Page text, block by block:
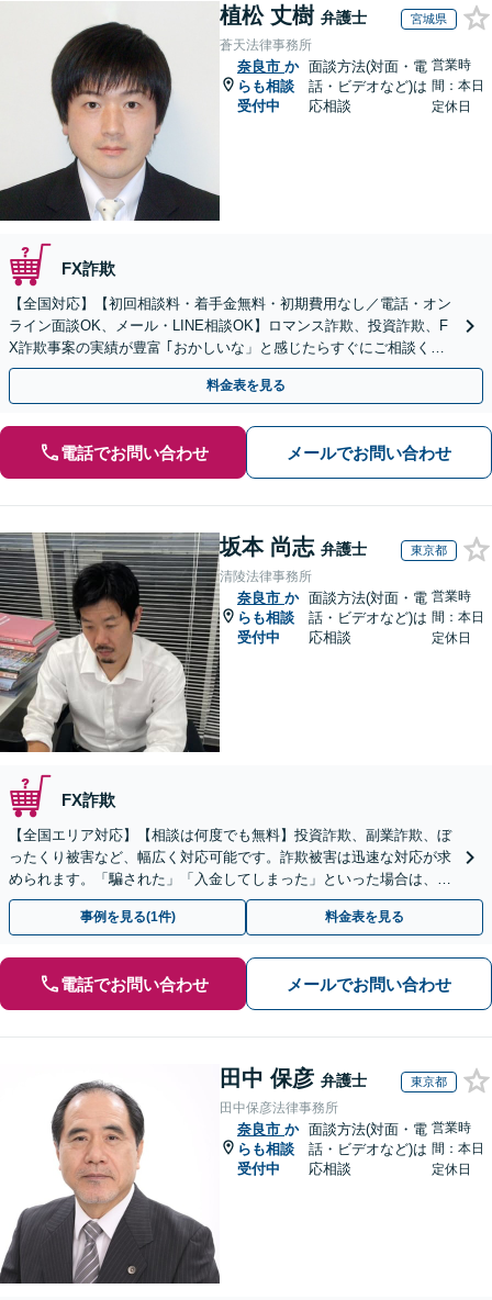
植松 丈樹 弁護士 宮城県
蒼天法律事務所
奈良市 か
らも相談
受付中
面談方法(対面・電
話・ビデオなど)は
応相談
営業時
間：本日
定休日
FX詐欺
【全国対応】【初回相談料・着手金無料・初期費用なし／電話・オン
ライン面談OK、メール・LINE相談OK】ロマンス詐欺、投資詐欺、F
X詐欺事案の実績が豊富 ｢おかしいな」と感じたらすぐにご相談くだ
さい。
料金表を見る
電話でお問い合わせ メールでお問い合わせ
坂本 尚志 弁護士 東京都
清陵法律事務所
奈良市 か
らも相談
受付中
面談方法(対面・電
話・ビデオなど)は
応相談
営業時
間：本日
定休日
FX詐欺
【全国エリア対応】【相談は何度でも無料】投資詐欺、副業詐欺、ぼ
ったくり被害など、幅広く対応可能です。詐欺被害は迅速な対応が求
められます。「騙された」「入金してしまった」といった場合は、お
早めにご相談ください。【電話・メール・WEB相談可】
事例を見る(1件) 料金表を見る
電話でお問い合わせ メールでお問い合わせ
田中 保彦 弁護士 東京都
田中保彦法律事務所
奈良市 か
らも相談
受付中
面談方法(対面・電
話・ビデオなど)は
応相談
営業時
間：本日
定休日